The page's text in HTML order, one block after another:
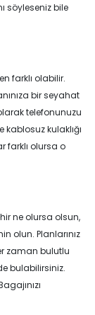
söyleseniz bile
farklı olabilir.
bir seyahat
telefonunuzu
kulaklığı
farklı olursa o
ne olursa olsun,
olun. Planlarınız
zaman bulutlu
bulabilirsiniz.